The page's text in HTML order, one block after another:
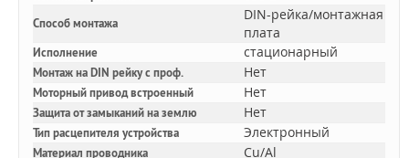
Способ монтажа
DIN-рейка/монтажная
плата
Исполнение стационарный
Монтаж на DIN рейку с проф. Нет
Моторный привод встроенный Нет
Защита от замыканий на землю Нет
Тип расцепителя устройства Электронный
Материал проводника Cu/Al